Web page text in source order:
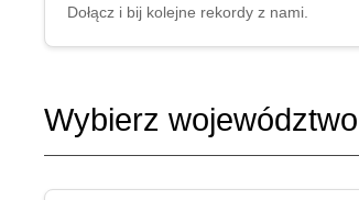
Dołącz i bij kolejne rekordy z nami.
Wybierz województwo